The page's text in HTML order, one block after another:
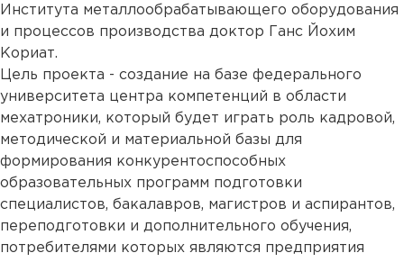
Института металлообрабатывающего оборудования
и процессов производства доктор Ганс Йохим
Кориат.
Цель проекта - создание на базе федерального
университета центра компетенций в области
мехатроники, который будет играть роль кадровой,
методической и материальной базы для
формирования конкурентоспособных
образовательных программ подготовки
специалистов, бакалавров, магистров и аспирантов,
переподготовки и дополнительного обучения,
потребителями которых являются предприятия